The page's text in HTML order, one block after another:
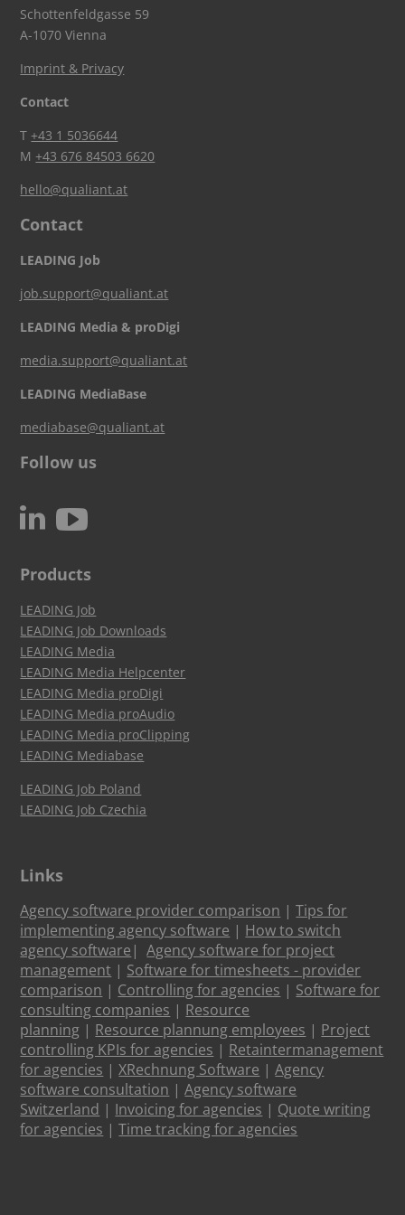
Schottenfeldgasse 59
A-1070 Vienna
Imprint & Privacy
Contact
T+43 1 5036644
M+43 676 84503 6620
hello@qualiant.at
Contact
LEADING Job
job.support@qualiant.at
LEADING Media & proDigi
media.support@qualiant.at
LEADING MediaBase
mediabase@qualiant.at
Follow us
N c
Products
LEADING Job
LEADING Job Downloads
LEADING Media
LEADING Media Helpcenter
LEADING Media proDigi
LEADING Media proAudio
LEADING Media proClipping
LEADING Mediabase
LEADING Job Poland
LEADING Job Czechia
Links
Agency software provider comparison |Tips for
implementing agency software | How to switch
agency software |Agency software for project
management | Software for timesheets - provider
comparison | Controlling for agencies | Software for
consulting companies | Resource
planning | Resource plannung employees | Project
controlling KPIs for agencies | Retaintermanagement
for agencies |XRechnung Software |Agency
software consultation |Agency software
Switzerland | Invoicing for agencies | Quote writing
for agencies |Time tracking for agencies